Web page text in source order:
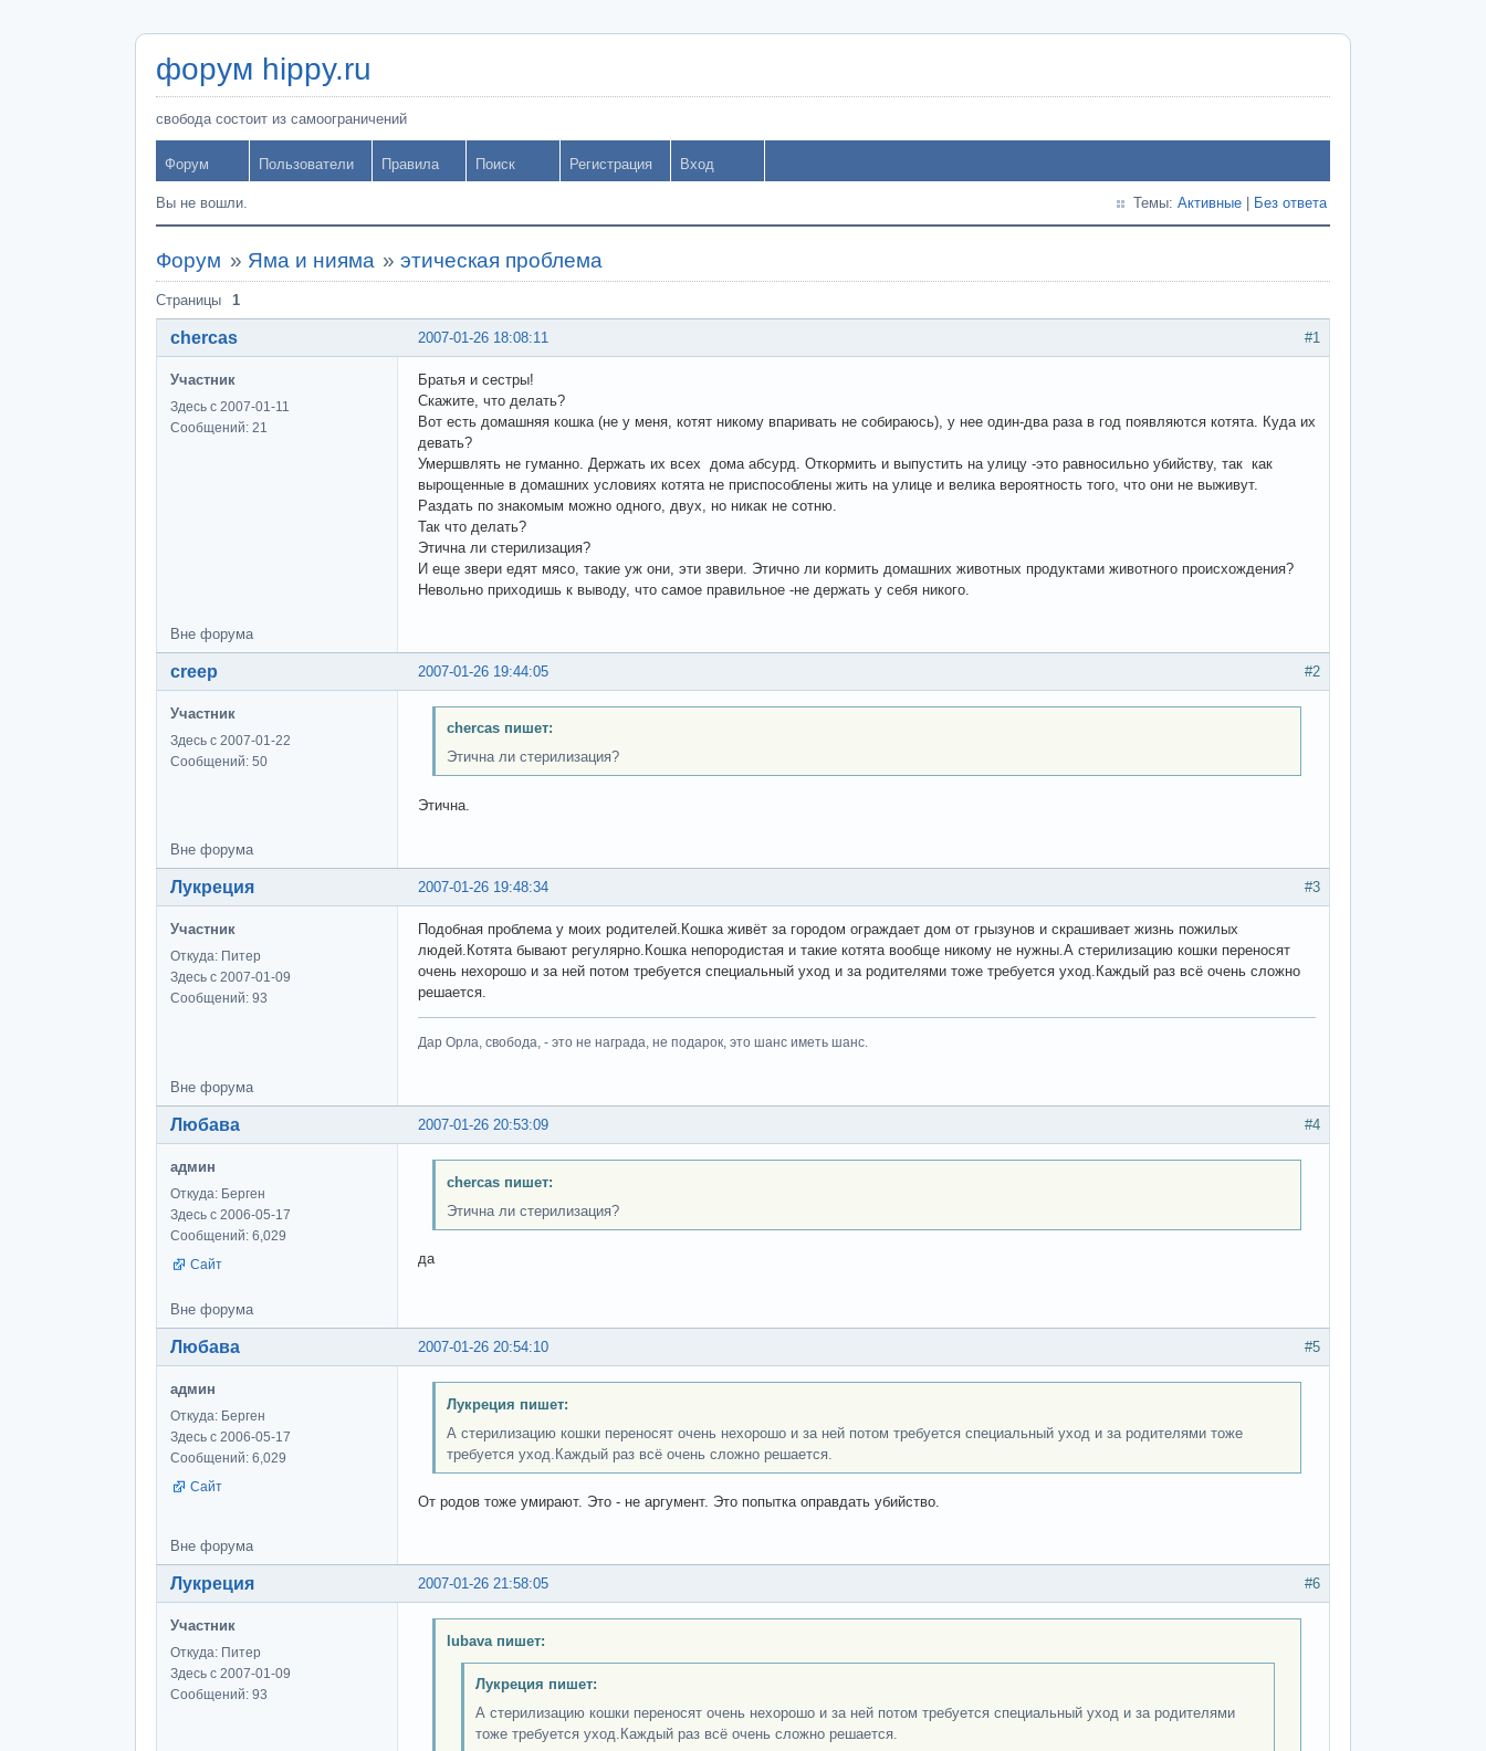
форум hippy.ru
свобода состоит из самоограничений
Форум Пользователи Правила Поиск Регистрация Вход
Вы не вошли. Темы: Активные Без ответа
Форум » Яма и нияма »этическая проблема
Страницы 1
#1
2007-01-26 18:08:11
chercas
Участник
Здесь с 2007-01-11
Сообщений: 21
Братья и сестры!
Скажите, что делать?
Вот есть домашняя кошка (не у меня, котят никому впаривать не собираюсь), у нее один-два раза в год появляются котята. Куда их
девать?
Умершвлять не гуманно. Держать их всех дома абсурд. Откормить и выпустить на улицу -это равносильно убийству, так как
вырощенные в домашних условиях котята не приспособлены жить на улице и велика вероятность того, что они не выживут.
Раздать по знакомым можно одного, двух, но никак не сотню.
Так что делать?
Этична ли стерилизация?
И еще звери едят мясо, такие уж они, эти звери. Этично ли кормить домашних животных продуктами животного происхождения?
Невольно приходишь к выводу, что самое правильное -не держать у себя никого.
Вне форума
#2
2007-01-26 19:44:05
creep
Участник
Здесь с 2007-01-22
Сообщений: 50
chercas пишет:
Этична ли стерилизация?
Этична.
Вне форума
#3
2007-01-26 19:48:34
Лукреция
Участник
Откуда: Питер
Здесь с 2007-01-09
Сообщений: 93
Подобная проблема у моих родителей.Кошка живёт за городом ограждает дом от грызунов и скрашивает жизнь пожилых
людей.Котята бывают регулярно.Кошка непородистая и такие котята вообще никому не нужны.А стерилизацию кошки переносят
очень нехорошо и за ней потом требуется специальный уход и за родителями тоже требуется уход.Каждый раз всё очень сложно
решается.
Дар Орла, свобода, - это не награда, не подарок, это шанс иметь шанс.
Вне форума
#4
2007-01-26 20:53:09
Любава
админ
Откуда: Берген
Здесь с 2006-05-17
Сообщений: 6,029
Сайт
chercas пишет:
Этична ли стерилизация?
да
Вне форума
#5
2007-01-26 20:54:10
Любава
админ
Откуда: Берген
Здесь с 2006-05-17
Сообщений: 6,029
Сайт
Лукреция пишет:
А стерилизацию кошки переносят очень нехорошо и за ней потом требуется специальный уход и за родителями тоже
требуется уход.Каждый раз всё очень сложно решается.
От родов тоже умирают. Это - не аргумент. Это попытка оправдать убийство.
Вне форума
#6
2007-01-26 21:58:05
Лукреция
Участник
Откуда: Питер
Здесь с 2007-01-09
Сообщений: 93
lubava пишет:
Лукреция пишет:
А стерилизацию кошки переносят очень нехорошо и за ней потом требуется специальный уход и за родителями
тоже требуется уход.Каждый раз всё очень сложно решается.